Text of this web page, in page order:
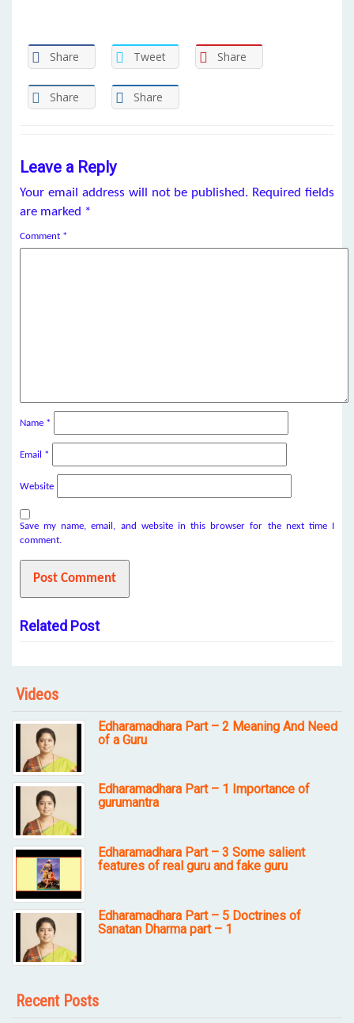
Share Tweet Share
Share Share
Leave a Reply
Your email address will not be published. Required fields
are marked *
Comment *
Name *
Email *
Website
Save my name, email, and website in this browser for the next time I
comment.
Related Post
Videos
Edharamadhara Part – 2 Meaning And Need
of a Guru
Edharamadhara Part – 1 Importance of
gurumantra
Edharamadhara Part – 3 Some salient
features of real guru and fake guru
Edharamadhara Part – 5 Doctrines of
Sanatan Dharma part – 1
Recent Posts